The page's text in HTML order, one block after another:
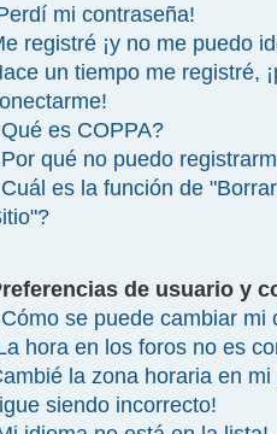
mi contraseña!
registré ¡y no me puedo
un tiempo me registré,
es COPPA?
qué no puedo
es la función de
de usuario y
se puede cambiar mi
hora en los foros no es
la zona horaria en
siendo incorrecto!